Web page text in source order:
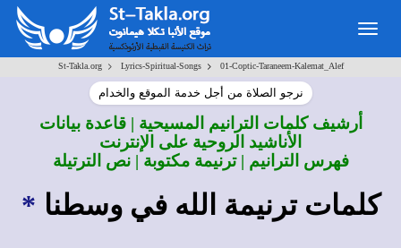
St-Takla.org> Lyrics-Spiritual-Songs> 01-Coptic-Taraneem-Kalemat_Alef
نرجو الصلاة من أجل خدمة الموقع والخدام
أرشيف كلمات الترانيم المسيحية | قاعدة بيانات
الأناشيد الروحية على الإنترنت
فهرس الترانيم | ترنيمة مكتوبة | نص الترتيلة
كلمات ترنيمة الله في وسطنا *